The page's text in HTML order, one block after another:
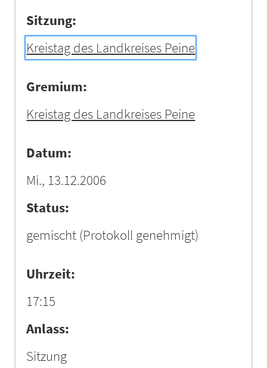
Sitzung:
Kreistag des Landkreises Peine
Gremium:
Kreistag des Landkreises Peine
Datum:
Mi., 13.12.2006
Status:
gemischt (Protokoll genehmigt)
Uhrzeit:
17:15
Anlass:
Sitzung